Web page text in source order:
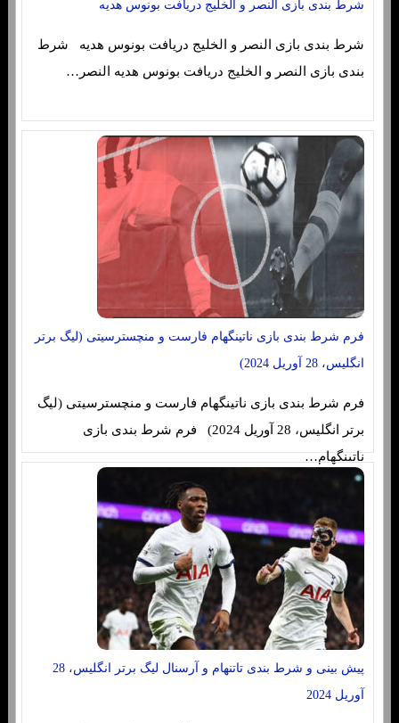
شرط بندی بازی النصر و الخلیج دریافت بونوس هدیه
شرط بندی بازی النصر و الخلیج دریافت بونوس هدیه شرط
بندی بازی النصر و الخلیج دریافت بونوس هدیه النصر…
فرم شرط بندی بازی ناتینگهام فارست و منچسترسیتی (لیگ برتر
انگلیس، 28 آوریل 2024)
فرم شرط بندی بازی ناتینگهام فارست و منچسترسیتی (لیگ
برتر انگلیس، 28 آوریل 2024) فرم شرط بندی بازی
ناتینگهام…
پیش بینی و شرط بندی تاتنهام و آرسنال لیگ برتر انگلیس، 28
آوریل 2024